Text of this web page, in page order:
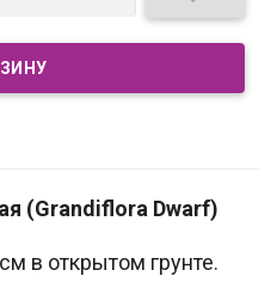
(Grandiflora Dwarf)
в открытом грунте.